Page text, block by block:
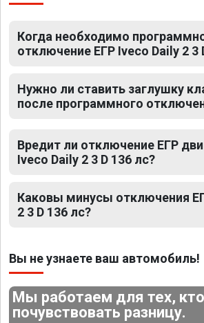
Когда необходимо
отключение ЕГР Iveco Daily 2 3
Нужно ли ставить заглушку
после программного
Вредит ли отключение ЕГР
Iveco Daily 2 3 D 136 лс?
Каковы минусы отключения
2 3 D 136 лс?
Вы не узнаете ваш автомобиль!
Мы работаем для тех,
почувствовать разницу.